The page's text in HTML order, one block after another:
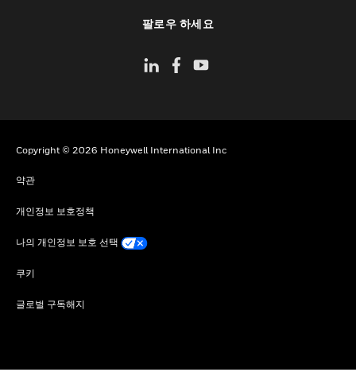
팔로우 하세요
Copyright © 2026 Honeywell International Inc
약관
개인정보 보호정책
나의 개인정보 보호 선택
쿠키
글로벌 구독해지